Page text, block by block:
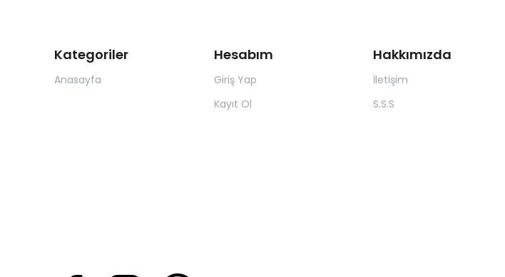
Kategoriler
Anasayfa
Hesabım
Giriş Yap
Kayıt Ol
Hakkımızda
İletişim
S.S.S